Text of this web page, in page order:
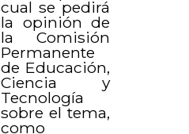
cual se pedirá
la opinión de
la Comisión
Permanente
de Educación,
Ciencia y
Tecnología
sobre el tema,
como